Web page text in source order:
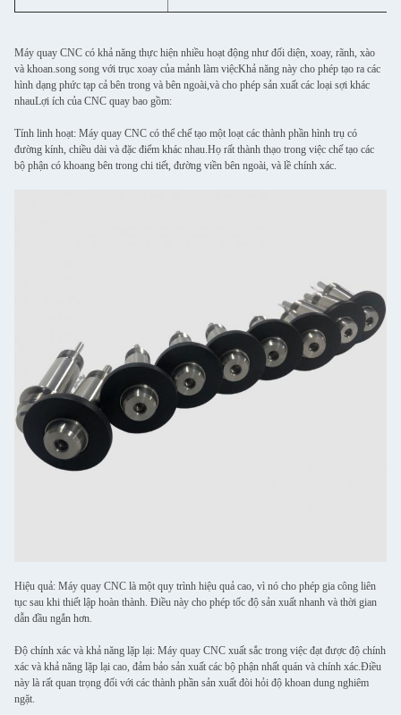
Máy quay CNC có khả năng thực hiện nhiều hoạt động như đối diện, xoay, rãnh, xào
và khoan.song song với trục xoay của mảnh làm việcKhả năng này cho phép tạo ra các
hình dạng phức tạp cả bên trong và bên ngoài,và cho phép sản xuất các loại sợi khác
nhauLợi ích của CNC quay bao gồm:
Tính linh hoạt: Máy quay CNC có thể chế tạo một loạt các thành phần hình trụ có
đường kính, chiều dài và đặc điểm khác nhau.Họ rất thành thạo trong việc chế tạo các
bộ phận có khoang bên trong chi tiết, đường viền bên ngoài, và lề chính xác.
Hiệu quả: Máy quay CNC là một quy trình hiệu quả cao, vì nó cho phép gia công liên
tục sau khi thiết lập hoàn thành. Điều này cho phép tốc độ sản xuất nhanh và thời gian
dẫn đầu ngắn hơn.
Độ chính xác và khả năng lặp lại: Máy quay CNC xuất sắc trong việc đạt được độ chính
xác và khả năng lặp lại cao, đảm bảo sản xuất các bộ phận nhất quán và chính xác.Điều
này là rất quan trọng đối với các thành phần sản xuất đòi hỏi độ khoan dung nghiêm
ngặt.